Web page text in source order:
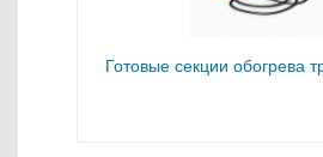
Готовые секции обогрева